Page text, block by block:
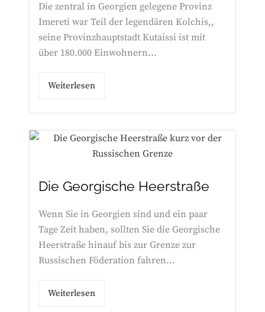
Die zentral in Georgien gelegene Provinz
Imereti war Teil der legendären Kolchis,,
seine Provinzhauptstadt Kutaissi ist mit
über 180.000 Einwohnern...
Weiterlesen
Die Georgische Heerstraße
Wenn Sie in Georgien sind und ein paar
Tage Zeit haben, sollten Sie die Georgische
Heerstraße hinauf bis zur Grenze zur
Russischen Föderation fahren...
Weiterlesen